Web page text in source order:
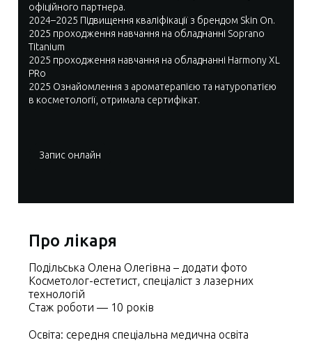
офіційного партнера.
2024–2025 Підвищення кваліфікації з брендом Skin On.
2025 проходження навчання на обладнанні Soprano
Titanium
2025 проходження навчання на обладнанні Harmony XL
PRo
2025 Ознайомлення з ароматерапією та натуропатією
в косметології, отримала сертифікат.
Запис онлайн
Про лікаря
Подільська Олена Олегівна – додати фото
Косметолог-естетист, спеціаліст з лазерних
технологій
Стаж роботи — 10 років
Освіта: середня спеціальна медична освіта